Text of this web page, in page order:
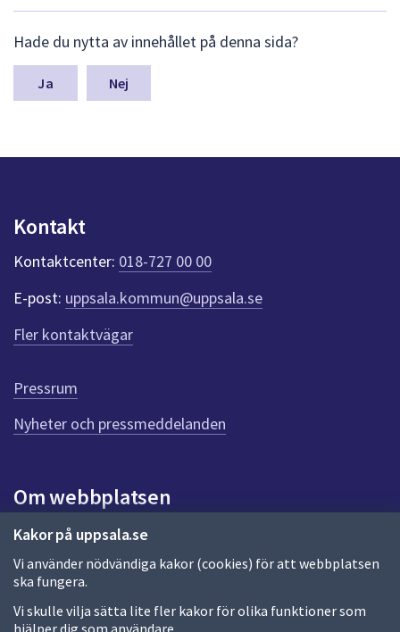
Kakor på uppsala.se
Vi använder nödvändiga kakor (cookies) för att webbplatsen
ska fungera.
Vi skulle vilja sätta lite fler kakor för olika funktioner som
hjälper dig som användare.
ä
m
a
n
k
t
e
r
f
ö
r
e
n
n
a
d
a
Hade du nytta av innehållet på denna sida?
Nej
Kontakt
Kontaktcenter: 018-727 00 00
E-post: uppsala.kommun@uppsala.se
Fler kontaktvägar
Pressrum
Nyheter och pressmeddelanden
Om webbplatsen
Om webbplatsen
Allmänna handlingar och diarium
Behandling av personuppgifter